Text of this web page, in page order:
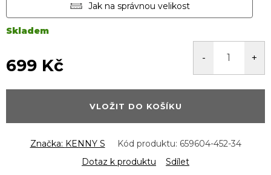
Jak na správnou velikost
Skladem
699 Kč
cena:
VLOŽIT DO KOŠÍKU
Značka: KENNY S Kód produktu: 659604-452-34
Dotaz k produktu
Sdílet